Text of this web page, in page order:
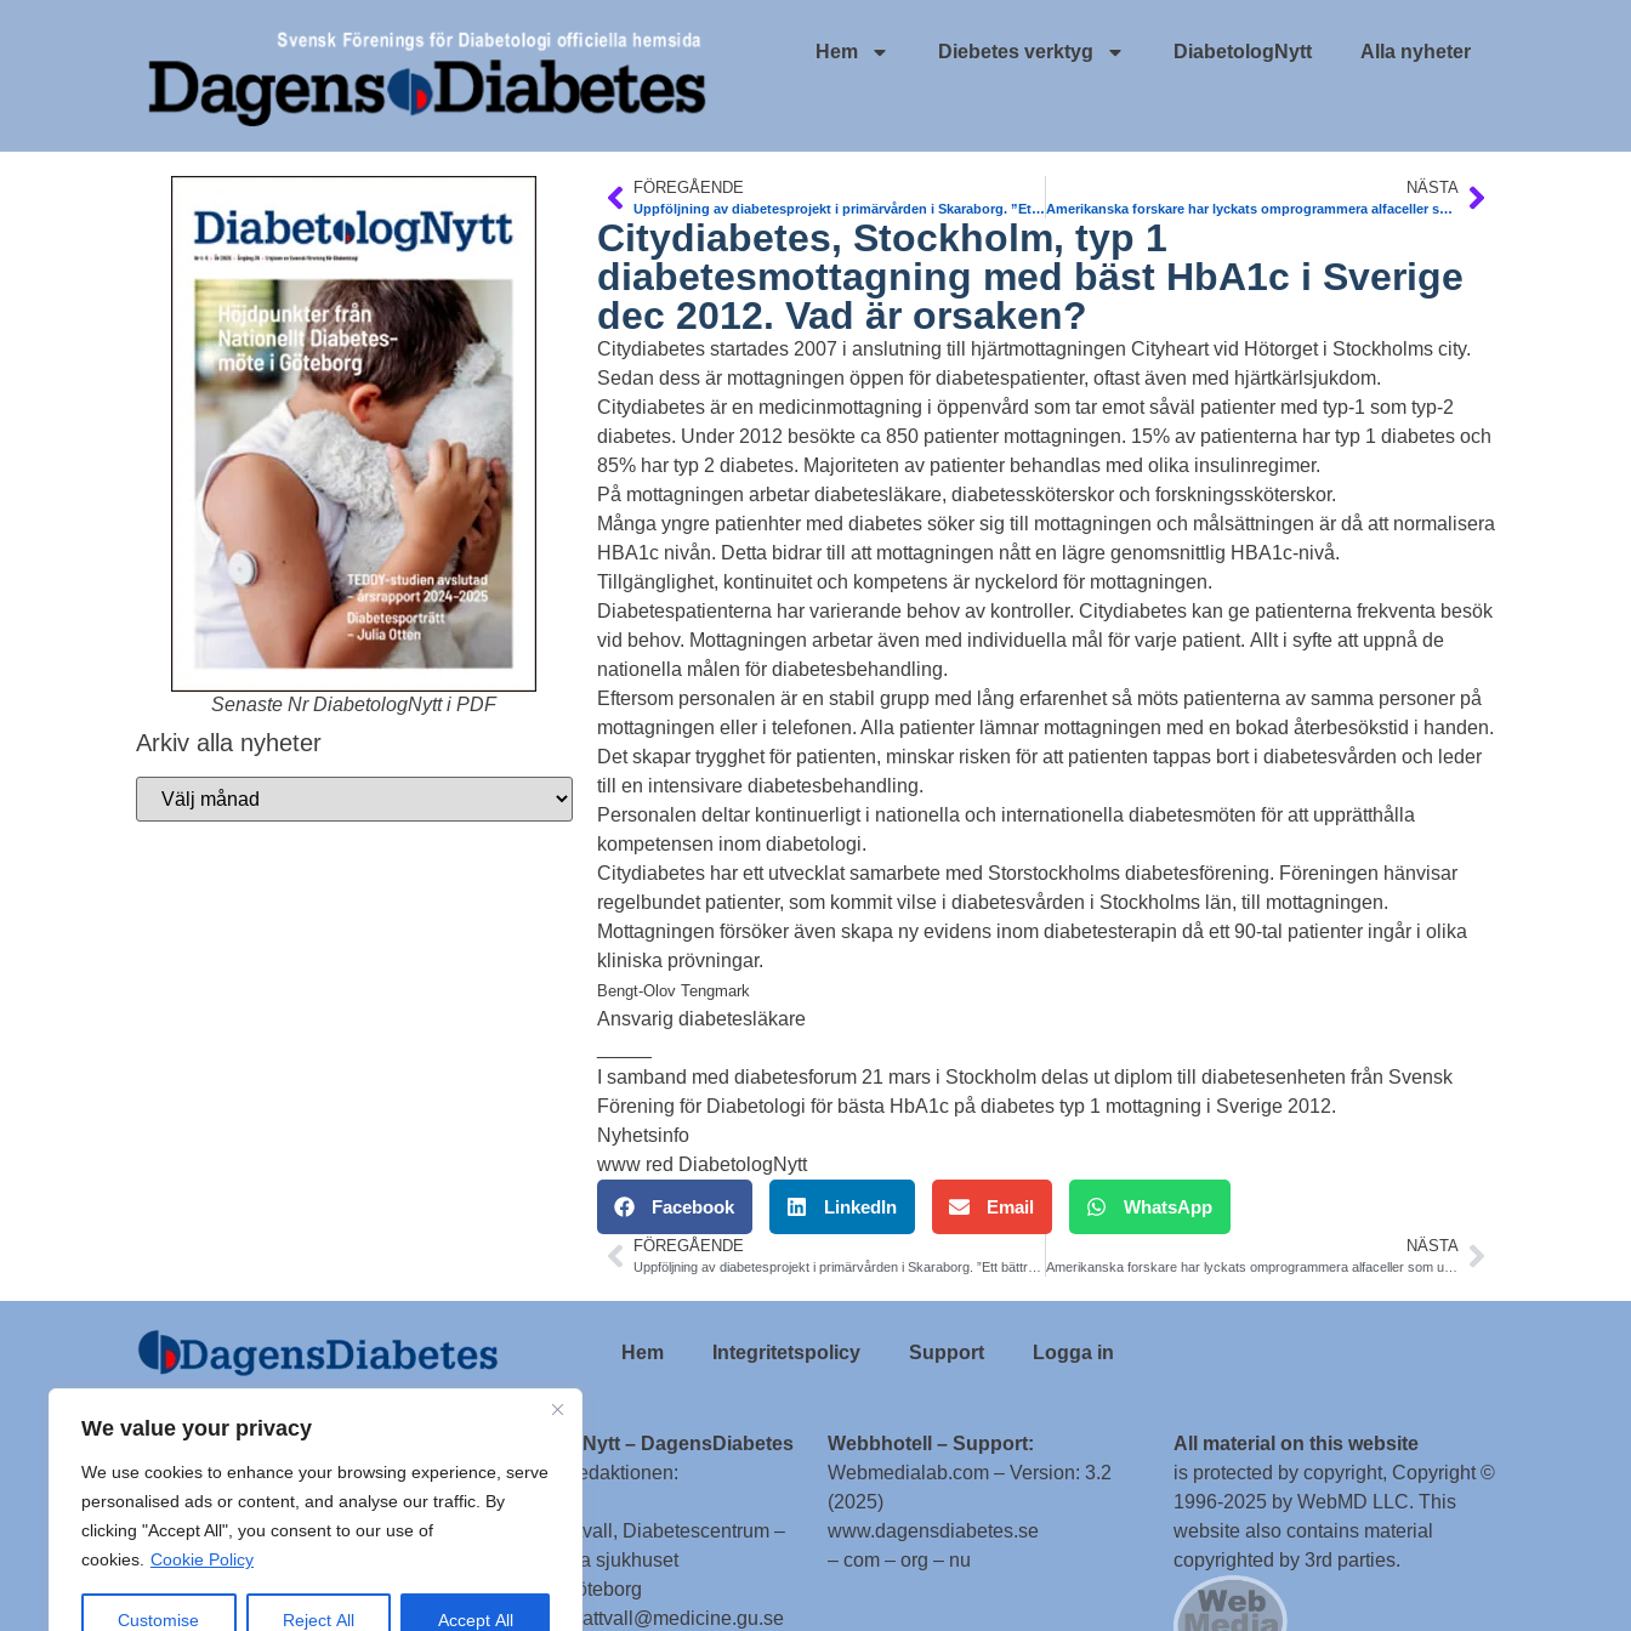
We value your privacy
We use cookies to enhance your browsing experience, serve
personalised ads or content, and analyse our traffic. By
clicking "Accept All", you consent to our use of
cookies. Cookie Policy
Customise Reject All Accept All
Hem Diebetes verktyg DiabetologNytt Alla nyheter
Senaste Nr DiabetologNytt i PDF
Arkiv alla nyheter
FÖREGÅENDE
Uppföljning av diabetesprojekt i primärvården i Skaraborg. ”Ett bättre liv – börja nu”. Bo Rylander, distriktsläkare, FOU-enheten, Skövde
NÄSTA
Amerikanska forskare har lyckats omprogrammera alfaceller som utsöndrar det blodsockerhöjande hormonet glukagon och få dem att fungera tvärtom, och utsöndra hormonet insulin. Journal of Clinical Investigation
Citydiabetes, Stockholm, typ 1
diabetesmottagning med bäst HbA1c i Sverige
dec 2012. Vad är orsaken?
Citydiabetes startades 2007 i anslutning till hjärtmottagningen Cityheart vid Hötorget i Stockholms city.
Sedan dess är mottagningen öppen för diabetespatienter, oftast även med hjärtkärlsjukdom.
Citydiabetes är en medicinmottagning i öppenvård som tar emot såväl patienter med typ-1 som typ-2
diabetes. Under 2012 besökte ca 850 patienter mottagningen. 15% av patienterna har typ 1 diabetes och
85% har typ 2 diabetes. Majoriteten av patienter behandlas med olika insulinregimer.
På mottagningen arbetar diabetesläkare, diabetessköterskor och forskningssköterskor.
Många yngre patienhter med diabetes söker sig till mottagningen och målsättningen är då att normalisera
HBA1c nivån. Detta bidrar till att mottagningen nått en lägre genomsnittlig HBA1c-nivå.
Tillgänglighet, kontinuitet och kompetens är nyckelord för mottagningen.
Diabetespatienterna har varierande behov av kontroller. Citydiabetes kan ge patienterna frekventa besök
vid behov. Mottagningen arbetar även med individuella mål för varje patient. Allt i syfte att uppnå de
nationella målen för diabetesbehandling.
Eftersom personalen är en stabil grupp med lång erfarenhet så möts patienterna av samma personer på
mottagningen eller i telefonen. Alla patienter lämnar mottagningen med en bokad återbesökstid i handen.
Det skapar trygghet för patienten, minskar risken för att patienten tappas bort i diabetesvården och leder
till en intensivare diabetesbehandling.
Personalen deltar kontinuerligt i nationella och internationella diabetesmöten för att upprätthålla
kompetensen inom diabetologi.
Citydiabetes har ett utvecklat samarbete med Storstockholms diabetesförening. Föreningen hänvisar
regelbundet patienter, som kommit vilse i diabetesvården i Stockholms län, till mottagningen.
Mottagningen försöker även skapa ny evidens inom diabetesterapin då ett 90-tal patienter ingår i olika
kliniska prövningar.
Bengt-Olov Tengmark
Ansvarig diabetesläkare
I samband med diabetesforum 21 mars i Stockholm delas ut diplom till diabetesenheten från Svensk
Förening för Diabetologi för bästa HbA1c på diabetes typ 1 mottagning i Sverige 2012.
Nyhetsinfo
www red DiabetologNytt
Facebook LinkedIn Email WhatsApp
FÖREGÅENDE
Uppföljning av diabetesprojekt i primärvården i Skaraborg. ”Ett bättre liv – börja nu”. Bo Rylander, distriktsläkare, FOU-enheten, Skövde
NÄSTA
Amerikanska forskare har lyckats omprogrammera alfaceller som utsöndrar det blodsockerhöjande hormonet glukagon och få dem att fungera tvärtom, och utsöndra hormonet insulin. Journal of Clinical Investigation
Hem Integritetspolicy Support Logga in
Ansvarig utgivare och Ordf SFD
Jarl Hellman
Överläkare, Processledare Diabetes
Samordnare Centre of Excellence typ
1 diabetes,
Endokrinsektionen, Specialmedicin,
Akademiska sjukhuset, Ingång 40
DiabetologNytt – DagensDiabetes
Adress till redaktionen:
Doc Stig Attvall, Diabetescentrum –
Sahlgrenska sjukhuset
413 45 – Göteborg
E-post: stig.attvall@medicine.gu.se
Webbhotell – Support:
Webmedialab.com – Version: 3.2
(2025)
www.dagensdiabetes.se
– com – org – nu
All material on this website
is protected by copyright, Copyright ©
1996-2025 by WebMD LLC. This
website also contains material
copyrighted by 3rd parties.